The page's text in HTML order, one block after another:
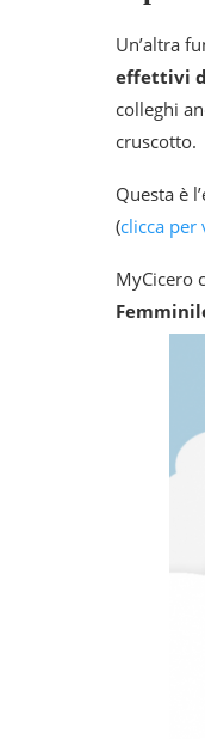
Un’altra
effettivi
colleghi
cruscotto.
Questa è
(clicca per
MyCicero